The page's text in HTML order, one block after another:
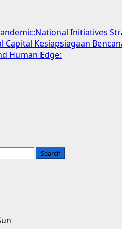
Initiatives
Capital Kesiapsiagaan
Human Edge: